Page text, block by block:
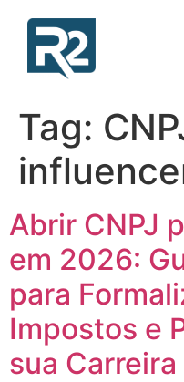
Tag:
Abrir CNPJ
em 2026:
para
Impostos e
sua Carreira